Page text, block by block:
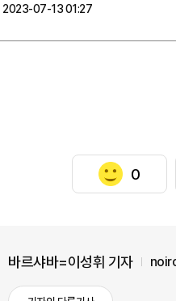
2023-07-13 01:27
0
바르샤바=이성휘 기자